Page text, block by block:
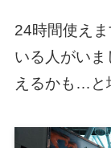
24時間使え
いる人がい
えるかも…と